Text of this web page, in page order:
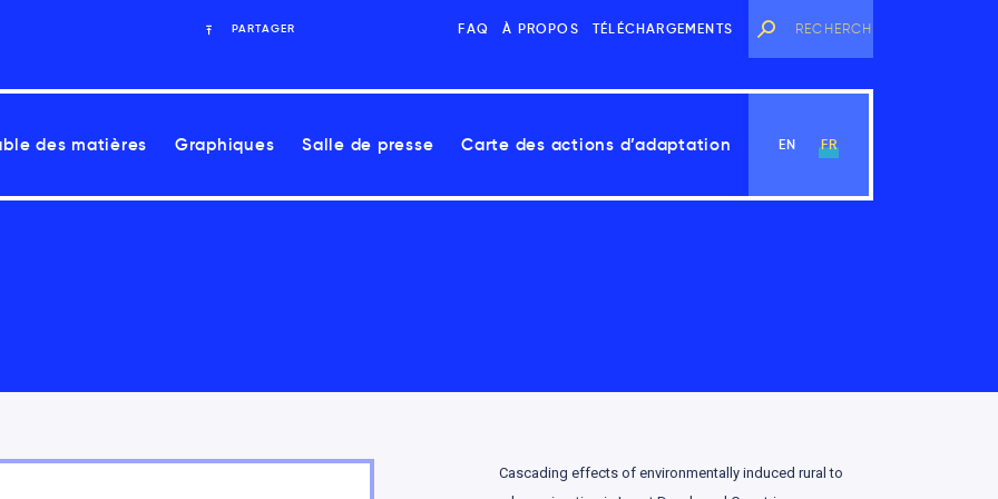
PARTAGER FAQ À PROPOS TÉLÉCHARGEMENTS
des matières Graphiques Salle de presse Carte des actions d’adaptation EN FR
Cascading effects of environmentally induced rural to